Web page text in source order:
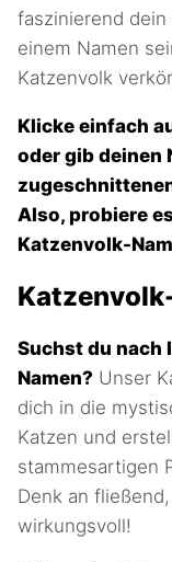
faszinierend
einem Namen
Katzenvolk
Klicke einfach
oder gib deinen
Also, probiere
Katzenvolk-
Suchst du nach
Namen? Unser
dich in die
Katzen und
stammesartigen
Denk an
wirkungsvoll!